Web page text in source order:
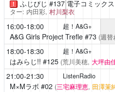
！ ふじびじ #137 電子コミック
ター: 内田彩, 村川梨衣
16:00-18:00 超！A&G+
A&G Girls Project Trefle#73 (週
18:00-18:30 超！A&G+
はみらじ!! #125 (荒川美穂, 大坪由
21:00-21:30 ListenRadio
M×Mラボ #02 (三宅麻理恵, 田澤茉